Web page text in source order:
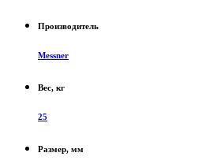
Производитель
Messner
Вес, кг
25
Размер, мм